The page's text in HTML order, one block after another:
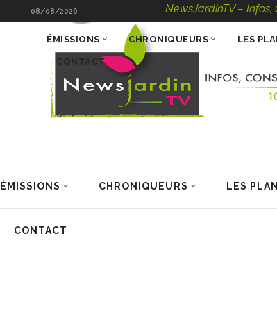
08/08/2026 NewsJardinTV – Infos,
ÉMISSIONS CHRONIQUEURS LES
CONTACT
ÉMISSIONS CHRONIQUEURS LES
CONTACT